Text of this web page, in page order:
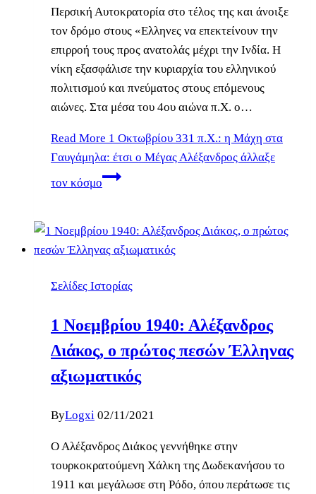
Περσική Αυτοκρατορία στο τέλος της και άνοιξε
τον δρόμο στους «Ελληνες να επεκτείνουν την
επιρροή τους προς ανατολάς μέχρι την Ινδία. Η
νίκη εξασφάλισε την κυριαρχία του ελληνικού
πολιτισμού και πνεύματος στους επόμενους
αιώνες. Στα μέσα του 4ου αιώνα π.Χ. ο…
Read More 1 Οκτωβρίου 331 π.Χ.: η Μάχη στα
Γαυγάμηλα: έτσι ο Μέγας Αλέξανδρος άλλαξε
τον κόσμο
Σελίδες Ιστορίας
1 Νοεμβρίου 1940: Αλέξανδρος
Διάκος, ο πρώτος πεσών Έλληνας
αξιωματικός
ByLogxi 02/11/2021
Ο Αλέξανδρος Διάκος γεννήθηκε στην
τουρκοκρατούμενη Χάλκη της Δωδεκανήσου το
1911 και μεγάλωσε στη Ρόδο, όπου περάτωσε τις